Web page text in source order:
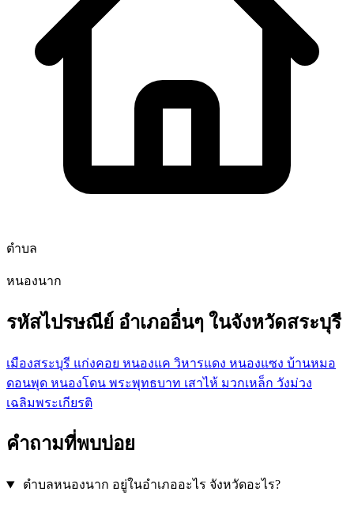
ตำบล
หนองนาก
รหัสไปรษณีย์ อำเภออื่นๆ ในจังหวัดสระบุรี
เมืองสระบุรี แก่งคอย หนองแค วิหารแดง หนองแซง บ้านหมอ
ดอนพุด หนองโดน พระพุทธบาท เสาไห้ มวกเหล็ก วังม่วง
เฉลิมพระเกียรติ
คำถามที่พบบ่อย
ตำบลหนองนาก อยู่ในอำเภออะไร จังหวัดอะไร?